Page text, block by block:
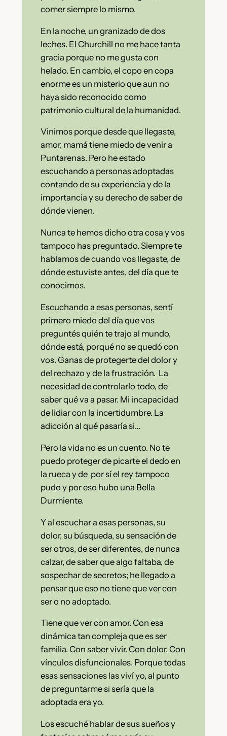
comer siempre lo mismo.
En la noche, un granizado de dos
leches. El Churchill no me hace tanta
gracia porque no me gusta con
helado. En cambio, el copo en copa
enorme es un misterio que aun no
haya sido reconocido como
patrimonio cultural de la humanidad.
Vinimos porque desde que llegaste,
amor, mamá tiene miedo de venir a
Puntarenas. Pero he estado
escuchando a personas adoptadas
contando de su experiencia y de la
importancia y su derecho de saber de
dónde vienen.
Nunca te hemos dicho otra cosa y vos
tampoco has preguntado. Siempre te
hablamos de cuando vos llegaste, de
dónde estuviste antes, del día que te
conocimos.
Escuchando a esas personas, sentí
primero miedo del día que vos
preguntés quién te trajo al mundo,
dónde está, porqué no se quedó con
vos. Ganas de protegerte del dolor y
del rechazo y de la frustración. La
necesidad de controlarlo todo, de
saber qué va a pasar. Mi incapacidad
de lidiar con la incertidumbre. La
adicción al qué pasaría si…
Pero la vida no es un cuento. No te
puedo proteger de picarte el dedo en
la rueca y de por sí el rey tampoco
pudo y por eso hubo una Bella
Durmiente.
Y al escuchar a esas personas, su
dolor, su búsqueda, su sensación de
ser otros, de ser diferentes, de nunca
calzar, de saber que algo faltaba, de
sospechar de secretos; he llegado a
pensar que eso no tiene que ver con
ser o no adoptado.
Tiene que ver con amor. Con esa
dinámica tan compleja que es ser
familia. Con saber vivir. Con dolor. Con
vínculos disfuncionales. Porque todas
esas sensaciones las viví yo, al punto
de preguntarme si sería que la
adoptada era yo.
Los escuché hablar de sus sueños y